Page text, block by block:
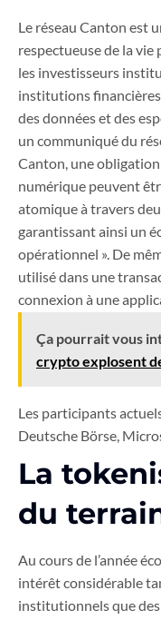
Le réseau Canton est
respectueuse de la
les investisseurs
institutions
des données et des
un communiqué du
Canton, une
numérique peuvent
atomique à travers
garantissant ainsi un
opérationnel ». De
utilisé dans une
connexion à une
Ça pourrait vous
crypto explosent
Les participants
Deutsche Börse,
La
du
Au cours de l’année
intérêt considérable
institutionnels que